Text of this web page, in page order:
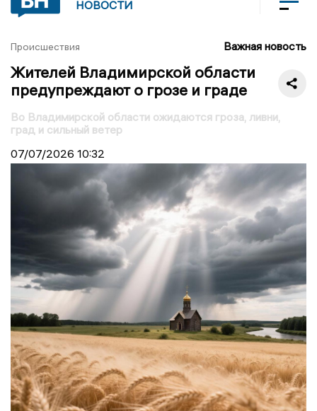
НОВОСТИ
Происшествия Важная новость
Жителей Владимирской области
предупреждают о грозе и граде
Во Владимирской области ожидаются гроза, ливни,
град и сильный ветер
07/07/2026 10:32